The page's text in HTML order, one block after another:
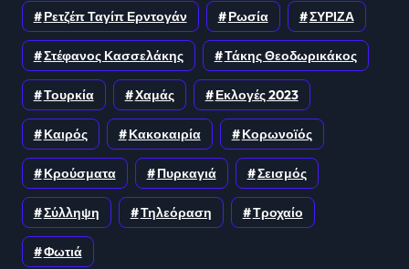
Ρετζέπ Ταγίπ Ερντογάν Ρωσία ΣΥΡΙΖΑ
Στέφανος Κασσελάκης Τάκης Θεοδωρικάκος
Τουρκία Χαμάς Εκλογές 2023
Καιρός Κακοκαιρία Κορωνοϊός
Κρούσματα Πυρκαγιά Σεισμός
Σύλληψη Τηλεόραση Τροχαίο
Φωτιά